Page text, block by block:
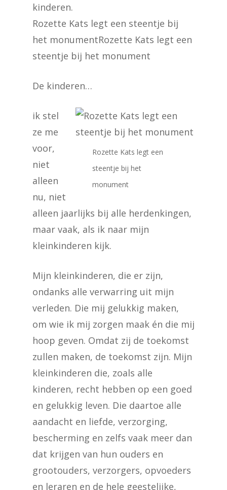
kinderen.
Rozette Kats legt een steentje bij
het monumentRozette Kats legt een
steentje bij het monument
De kinderen…
Rozette Kats legt een
steentje bij het
monument
ik stel
ze me
voor,
niet
alleen
nu, niet
alleen jaarlijks bij alle herdenkingen,
maar vaak, als ik naar mijn
kleinkinderen kijk.
Mijn kleinkinderen, die er zijn,
ondanks alle verwarring uit mijn
verleden. Die mij gelukkig maken,
om wie ik mij zorgen maak én die mij
hoop geven. Omdat zij de toekomst
zullen maken, de toekomst zijn. Mijn
kleinkinderen die, zoals alle
kinderen, recht hebben op een goed
en gelukkig leven. Die daartoe alle
aandacht en liefde, verzorging,
bescherming en zelfs vaak meer dan
dat krijgen van hun ouders en
grootouders, verzorgers, opvoeders
en leraren en de hele geestelijke,